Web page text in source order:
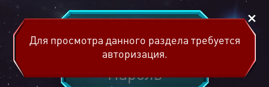
Для просмотра данного раздела требуется
авторизация.